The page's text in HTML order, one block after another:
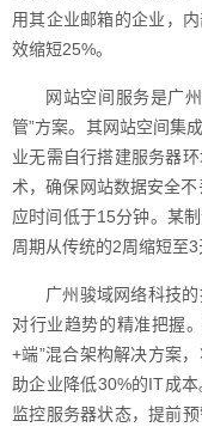
用其企业邮箱的企业，
效缩短25%。
网站空间服务是广
管”方案。其网站空间集
业无需自行搭建服务器
术，确保网站数据安全
应时间低于15分钟。某
周期从传统的2周缩短至3
广州骏域网络科技
对行业趋势的精准把握
+端”混合架构解决方案
助企业降低30%的IT成
监控服务器状态，提前